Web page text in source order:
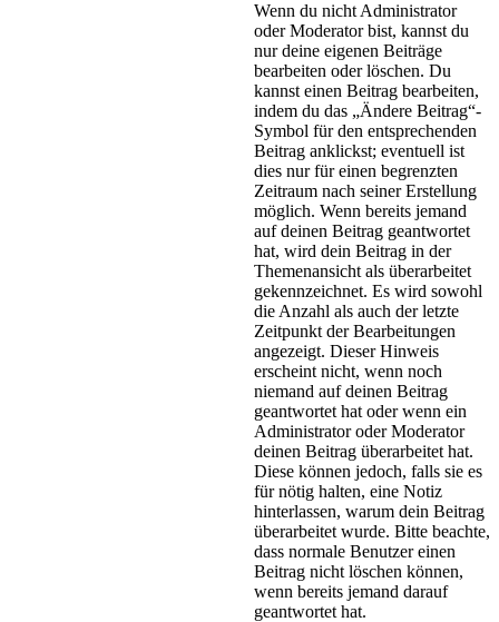
Wenn du nicht Administrator
oder Moderator bist, kannst du
nur deine eigenen Beiträge
bearbeiten oder löschen. Du
kannst einen Beitrag bearbeiten,
indem du das „Ändere Beitrag“-
Symbol für den entsprechenden
Beitrag anklickst; eventuell ist
dies nur für einen begrenzten
Zeitraum nach seiner Erstellung
möglich. Wenn bereits jemand
auf deinen Beitrag geantwortet
hat, wird dein Beitrag in der
Themenansicht als überarbeitet
gekennzeichnet. Es wird sowohl
die Anzahl als auch der letzte
Zeitpunkt der Bearbeitungen
angezeigt. Dieser Hinweis
erscheint nicht, wenn noch
niemand auf deinen Beitrag
geantwortet hat oder wenn ein
Administrator oder Moderator
deinen Beitrag überarbeitet hat.
Diese können jedoch, falls sie es
für nötig halten, eine Notiz
hinterlassen, warum dein Beitrag
überarbeitet wurde. Bitte beachte,
dass normale Benutzer einen
Beitrag nicht löschen können,
wenn bereits jemand darauf
geantwortet hat.